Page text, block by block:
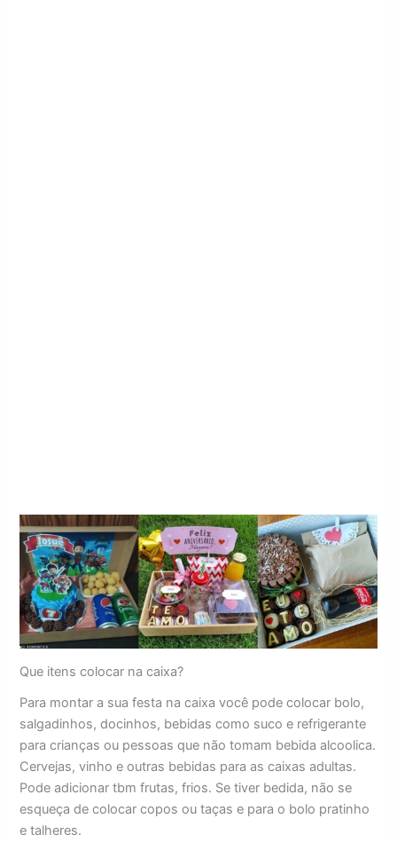
Que itens colocar na caixa?
Para montar a sua festa na caixa você pode colocar bolo,
salgadinhos, docinhos, bebidas como suco e refrigerante
para crianças ou pessoas que não tomam bebida alcoolica.
Cervejas, vinho e outras bebidas para as caixas adultas.
Pode adicionar tbm frutas, frios. Se tiver bedida, não se
esqueça de colocar copos ou taças e para o bolo pratinho
e talheres.